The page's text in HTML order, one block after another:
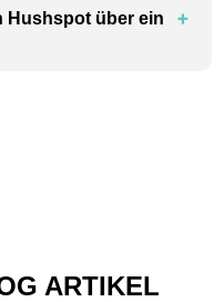
Hushspot über ein
ARTIKEL